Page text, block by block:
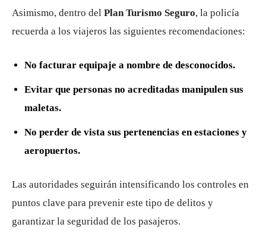
Asimismo, dentro del Plan Turismo Seguro, la policía
recuerda a los viajeros las siguientes recomendaciones:
No facturar equipaje a nombre de desconocidos.
Evitar que personas no acreditadas manipulen sus
maletas.
No perder de vista sus pertenencias en estaciones y
aeropuertos.
Las autoridades seguirán intensificando los controles en
puntos clave para prevenir este tipo de delitos y
garantizar la seguridad de los pasajeros.